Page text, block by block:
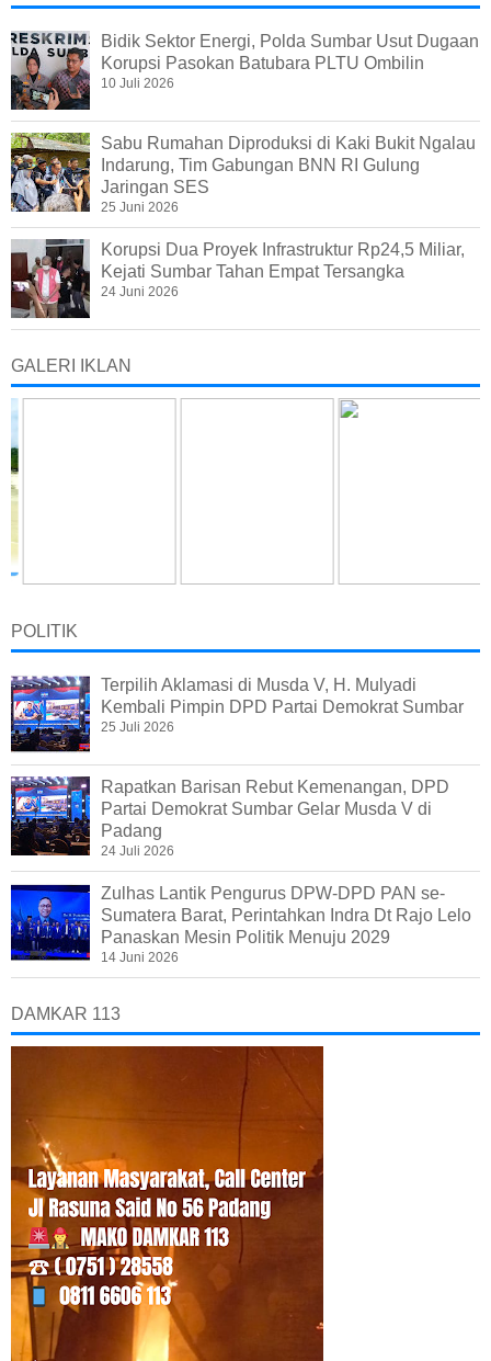
Bidik Sektor Energi, Polda Sumbar Usut Dugaan
Korupsi Pasokan Batubara PLTU Ombilin
10 Juli 2026
Sabu Rumahan Diproduksi di Kaki Bukit Ngalau
Indarung, Tim Gabungan BNN RI Gulung
Jaringan SES
25 Juni 2026
Korupsi Dua Proyek Infrastruktur Rp24,5 Miliar,
Kejati Sumbar Tahan Empat Tersangka
24 Juni 2026
GALERI IKLAN
POLITIK
Terpilih Aklamasi di Musda V, H. Mulyadi
Kembali Pimpin DPD Partai Demokrat Sumbar
25 Juli 2026
Rapatkan Barisan Rebut Kemenangan, DPD
Partai Demokrat Sumbar Gelar Musda V di
Padang
24 Juli 2026
Zulhas Lantik Pengurus DPW-DPD PAN se-
Sumatera Barat, Perintahkan Indra Dt Rajo Lelo
Panaskan Mesin Politik Menuju 2029
14 Juni 2026
DAMKAR 113